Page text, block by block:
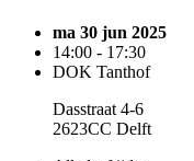
ma 30 jun 2025
14:00 - 17:30
DOK Tanthof
Dasstraat 4-6
2623CC Delft